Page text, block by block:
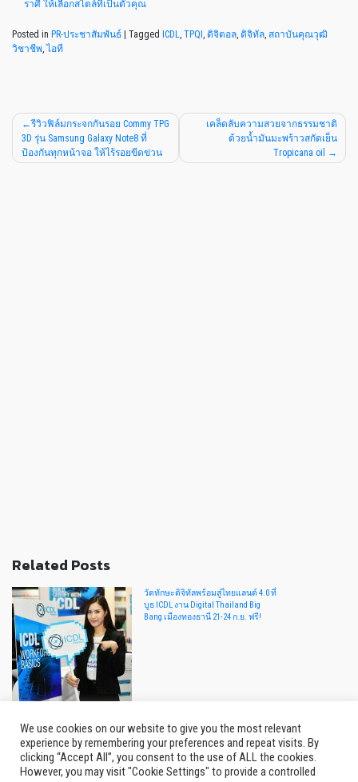
ราศี ให้เลือกสไตล์ที่เป็นตัวคุณ
Posted in PR-ประชาสัมพันธ์ Tagged ICDL, TPQI , ดิจิตอล, ดิจิทัล, สถาบันคุณวุฒิ
วิชาชีพ, ไอที
รีวิวฟิล์มกระจกกันรอย Commy TPG
3D รุ่น Samsung Galaxy Note8 ที่
ป้องกันทุกหน้าจอ ให้ไร้รอยขีดข่วน
เคล็ดลับความสวยจากธรรมชาติ
ด้วยน้ำมันมะพร้าวสกัดเย็น
Tropicana oil
Related Posts
วัดทักษะดิจิทัลพร้อมสู่ไทยแลนด์ 4.0 ที่
บูธ ICDL งาน Digital Thailand Big
Bang เมืองทองธานี 21-24 ก.ย. ฟรี!
2 in1!! ผิวสวยเเละความหอมยาวนาน
ที่มาคู่กันในโลชั่นน้ำหอม GRASSE'
ทั้ง12 กลิ่น 12 ราศี ให้เลือกสไตล์ที่เป็น
ตัวคุณ
We use cookies on our website to give you the most relevant
experience by remembering your preferences and repeat visits. By
clicking “Accept All”, you consent to the use of ALL the cookies.
However, you may visit "Cookie Settings" to provide a controlled